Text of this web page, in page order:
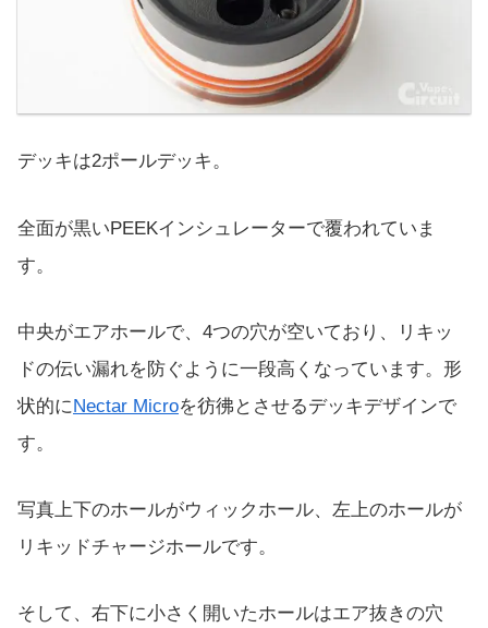
デッキは2ポールデッキ。
全面が黒いPEEKインシュレーターで覆われていま
す。
中央がエアホールで、4つの穴が空いており、リキッ
ドの伝い漏れを防ぐように一段高くなっています。形
状的にNectar Microを彷彿とさせるデッキデザインで
す。
写真上下のホールがウィックホール、左上のホールが
リキッドチャージホールです。
そして、右下に小さく開いたホールはエア抜きの穴